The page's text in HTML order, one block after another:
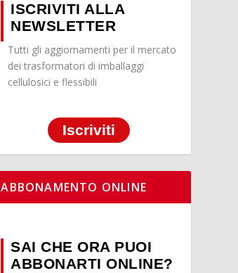
ISCRIVITI ALLA
NEWSLETTER
Tutti gli aggiornamenti per il mercato
dei trasformatori di imballaggi
cellulosici e flessibili
Iscriviti
ABBONAMENTO ONLINE
SAI CHE ORA PUOI
ABBONARTI ONLINE?